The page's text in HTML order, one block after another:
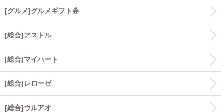
[グルメ]グルメギフト券
[総合]アストル
[総合]マイハート
[総合]レローゼ
[総合]ウルアオ